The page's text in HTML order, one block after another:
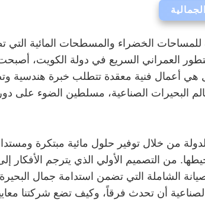
للمساحات الخضراء والمسطحات المائية
العمراني السريع في دولة الكويت،
هي أعمال فنية معقدة تتطلب خبرة هندسية
البحيرات الصناعية، مسلطين الضوء على
من خلال توفير حلول مائية مبتكرة
من التصميم الأولي الذي يترجم الأفكار
الشاملة التي تضمن استدامة جمال البحيرة
أن تحدث فرقاً، وكيف تضع شركتنا